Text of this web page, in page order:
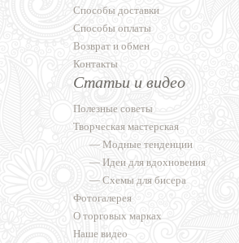
Способы доставки
Способы оплаты
Возврат и обмен
Контакты
Статьи и видео
Полезные советы
Творческая мастерская
— Модные тенденции
— Идеи для вдохновения
— Схемы для бисера
Фотогалерея
О торговых марках
Наше видео